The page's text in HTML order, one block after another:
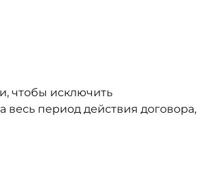
чтобы исключить
весь период действия договора,